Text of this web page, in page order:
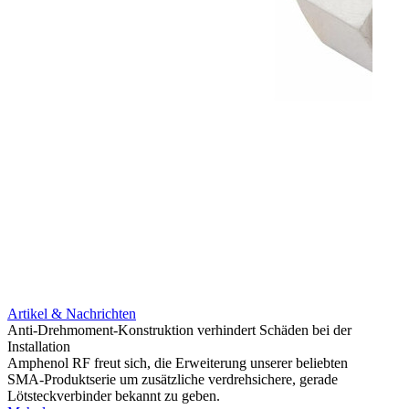
Artikel & Nachrichten
Anti-Drehmoment-Konstruktion verhindert Schäden bei der
Installation
Amphenol RF freut sich, die Erweiterung unserer beliebten
SMA-Produktserie um zusätzliche verdrehsichere, gerade
Lötsteckverbinder bekannt zu geben.